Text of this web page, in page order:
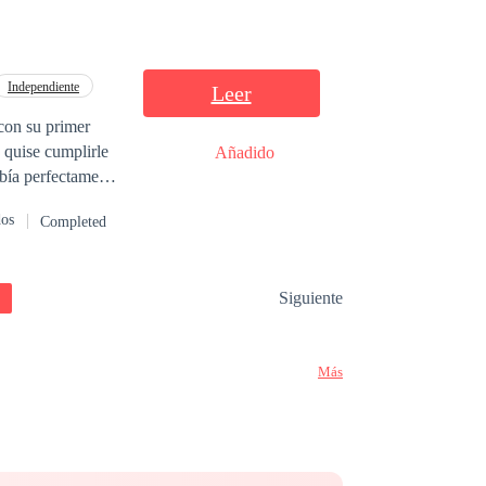
Independiente
su primer
ni
Completed
Leer
Añadido
Siguiente
Más